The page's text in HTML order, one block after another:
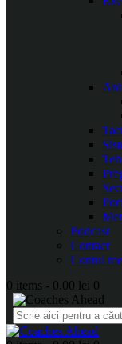
Podcast
Contact
Contul
0 items - 0.00 lei 0